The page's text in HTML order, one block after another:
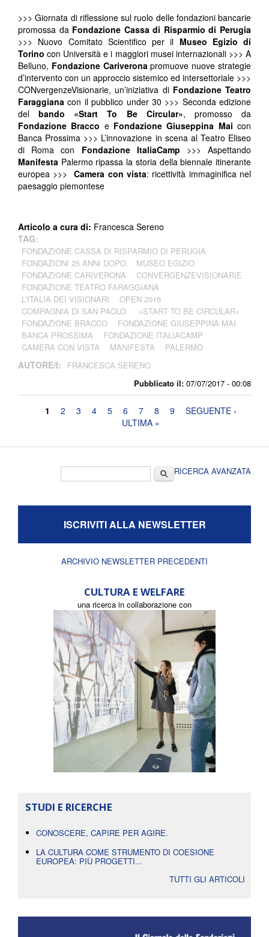
Pubblicato il: 07/07/2017 - 00:08
>>> Giornata di riflessione sul ruolo delle fondazioni bancarie
promossa da Fondazione Cassa di Risparmio di Perugia
>>> Nuovo Comitato Scientifico per il Museo Egizio di
Torino con Università e i maggiori musei internazionali >>> A
Belluno, Fondazione Cariveronapromuove nuove strategie
d’intervento con un approccio sistemico ed intersettoriale >>>
CONvergenzeVisionarie, un’iniziativa di Fondazione Teatro
Faraggianacon il pubblico under 30 >>> Seconda edizione
delbando «Start To Be Circular», promosso da
Fondazione Bracco e Fondazione Giuseppina Maicon
Banca Prossima >>> L’innovazione in scena al Teatro Eliseo
di Roma con Fondazione ItaliaCamp >>> Aspettando
Manifesta Palermo ripassa la storia della biennale itinerante
europea >>>Camera con vista: ricettività immaginifica nel
paesaggio piemontese
Articolo a cura di: Francesca Sereno
TAG:
FONDAZIONE CASSA DI RISPARMIO DI PERUGIA
FONDAZIONI 25 ANNI DOPO
MUSEO EGIZIO
FONDAZIONE CARIVERONA
CONVERGENZEVISIONARIE
FONDAZIONE TEATRO FARAGGIANA
L'ITALIA DEI VISIONARI
OPEN 2016
COMPAGNIA DI SAN PAOLO
«START TO BE CIRCULAR»
FONDAZIONE BRACCO
FONDAZIONE GIUSEPPINA MAI
BANCA PROSSIMA
FONDAZIONE ITALIACAMP
CAMERA CON VISTA
MANIFESTA PALERMO
AUTORE/I: FRANCESCA SERENO
Pagine
1 2 3 4 5 6 7 8 9
SEGUENTE ›
ULTIMA »
CercaRICERCA AVANZATA
ISCRIVITI ALLA NEWSLETTER
ARCHIVIO NEWSLETTER PRECEDENTI
CULTURA E WELFARE
una ricerca in collaborazione con
STUDI E RICERCHE
CONOSCERE, CAPIRE PER AGIRE.
LA CULTURA COME STRUMENTO DI COESIONE
EUROPEA: PIÙ PROGETTI...
TUTTI GLI ARTICOLI